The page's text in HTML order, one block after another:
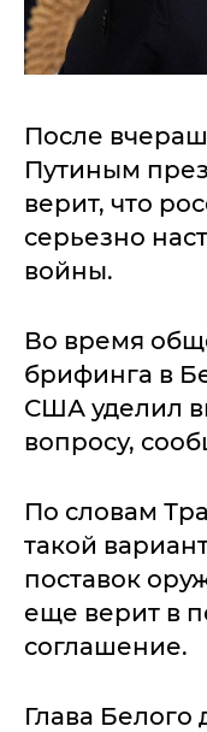
После
Путиным
верит, что
серьезно
войны.
Во время
брифинга в
США уделил
вопросу,
По словам
такой
поставок
еще верит в
соглашение.
Глава Белого